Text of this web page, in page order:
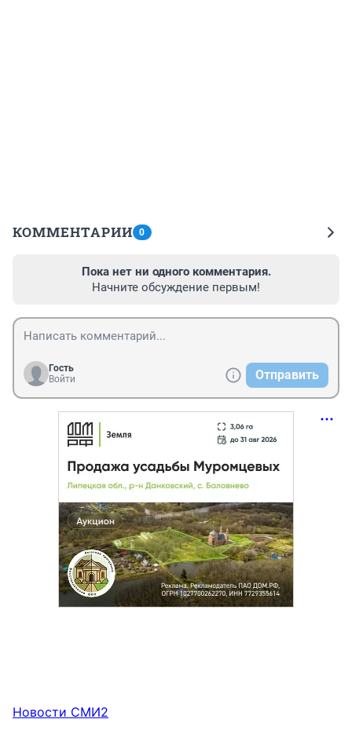
КОММЕНТАРИИ 0
Пока нет ни одного комментария.
Начните обсуждение первым!
Гость
Войти
Отправить
Новости СМИ2